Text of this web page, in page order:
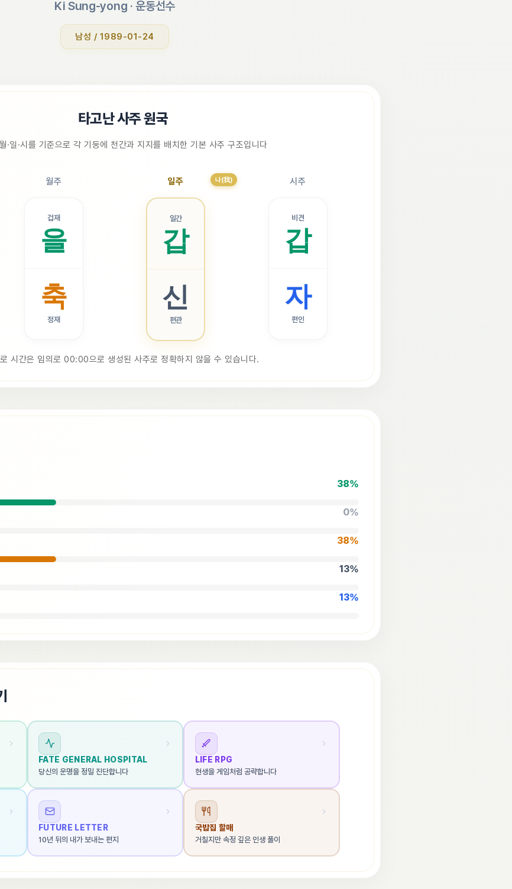
Ki Sung-yong · 운동선수
남성 / 1989-01-24
타고난 사주 원국
·일·시를 기준으로 각 기둥에 천간과 지지를 배치한 기본 사주 구조입니다
시주
비견
갑
자
편인
일주
일간
갑
신
편관
나(我)
월주
겁재
을
축
정재
시간은 임의로 00:00으로 생성된 사주로 정확하지 않을 수 있습니다.
38%
0%
38%
13%
13%
FATE GENERAL HOSPITAL
당신의 운명을 정밀 진단합니다
LIFE RPG
현생을 게임처럼 공략합니다
FUTURE LETTER
10년 뒤의 내가 보내는 편지
국밥집 할매
거칠지만 속정 깊은 인생 풀이